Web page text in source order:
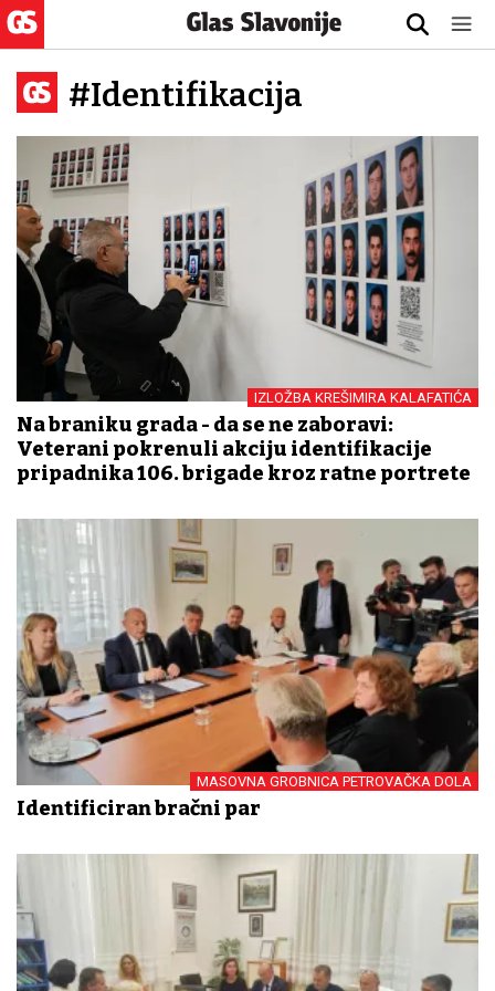
#Identifikacija
IZLOŽBA KREŠIMIRA KALAFATIĆA
Na braniku grada - da se ne zaboravi:
Veterani pokrenuli akciju identifikacije
pripadnika 106. brigade kroz ratne portrete
MASOVNA GROBNICA PETROVAČKA DOLA
Identificiran bračni par